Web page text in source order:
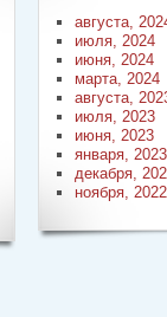
августа,
июля, 2024
июня, 2024
марта, 2024
августа,
июля, 2023
июня, 2023
января, 2023
декабря,
ноября, 2022